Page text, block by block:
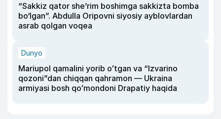
“Sakkiz qator she’rim boshimga sakkizta bomba
bo‘lgan”. Abdulla Oripovni siyosiy ayblovlardan
asrab qolgan voqea
Dunyo
Mariupol qamalini yorib oʻtgan va “Izvarino
qozoni”dan chiqqan qahramon — Ukraina
armiyasi bosh qoʻmondoni Drapatiy haqida